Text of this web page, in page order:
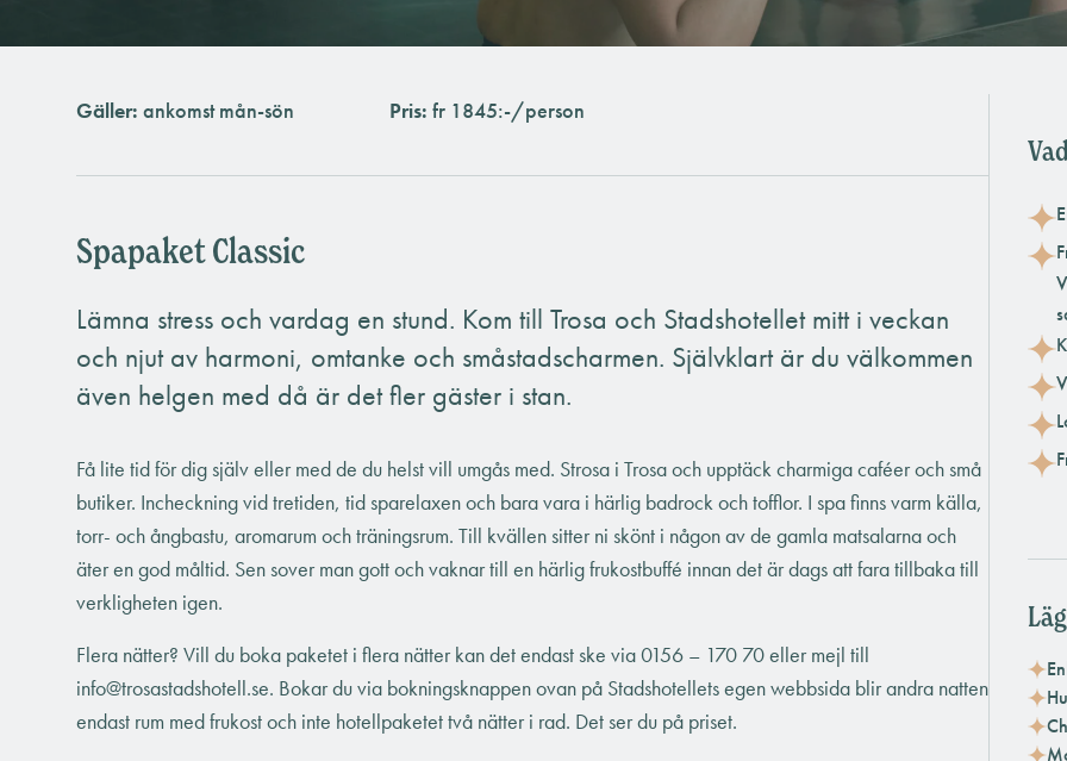
Gäller: ankomst mån-sön Pris: fr 1845:-/person
Spapaket Classic
Lämna stress och vardag en stund. Kom till Trosa och Stadshotellet mitt i veckan
och njut av harmoni, omtanke och småstadscharmen. Självklart är du välkommen
även helgen med då är det fler gäster i stan.
Få lite tid för dig själv eller med de du helst vill umgås med. Strosa i Trosa och upptäck charmiga caféer och små
butiker. Incheckning vid tretiden, tid sparelaxen och bara vara i härlig badrock och tofflor. I spa finns varm källa,
torr- och ångbastu, aromarum och träningsrum. Till kvällen sitter ni skönt i någon av de gamla matsalarna och
äter en god måltid. Sen sover man gott och vaknar till en härlig frukostbuffé innan det är dags att fara tillbaka till
verkligheten igen.
Flera nätter? Vill du boka paketet i flera nätter kan det endast ske via 0156 – 170 70 eller mejl till
info@trosastadshotell.se. Bokar du via bokningsknappen ovan på Stadshotellets egen webbsida blir andra natten
endast rum med frukost och inte hotellpaketet två nätter i rad. Det ser du på priset.